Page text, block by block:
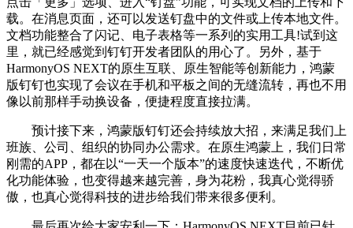
载。在消息页面，还可以发送钉盘中的文件或上传本地文件。
文档功能整合了闪记、电子表格等一系列的实用工具!试到这
里，就已经感觉到钉钉开发者团队的用心了。另外，基于
HarmonyOS NEXT的原生互联、原生智能等创新能力，鸿蒙
版钉钉也实现了会议在手机和平板之间的无缝流转，再也不用
像以前那样手动换设备，便捷程度直接拉满。
预计接下来，鸿蒙版钉钉还会持续放大招，来满足我们上
班族、公司、组织的协同办公需求。在原生鸿蒙上，我们日常
刚需的APP，都在以“一天一个版本”的速度快速迭代，不断优
化功能体验，也变得越来越完善，身为花粉，我真心觉得骄
傲，也真心觉得科技的进步给我们带来很多便利。